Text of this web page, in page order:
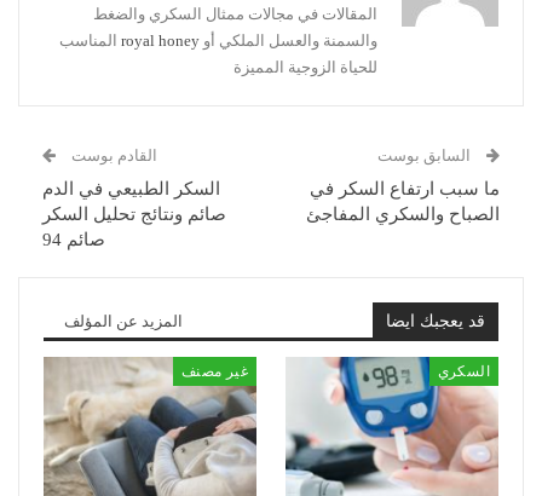
المقالات في مجالات ممثال السكري والضغط
والسمنة والعسل الملكي أو royal honey المناسب
للحياة الزوجية المميزة
السابق بوست
ما سبب ارتفاع السكر في
الصباح والسكري المفاجئ
القادم بوست
السكر الطبيعي في الدم
صائم ونتائج تحليل السكر
صائم 94
قد يعجبك ايضا المزيد عن المؤلف
السكري غير مصنف